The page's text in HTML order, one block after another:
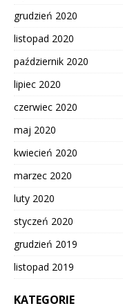
grudzień 2020
listopad 2020
październik 2020
lipiec 2020
czerwiec 2020
maj 2020
kwiecień 2020
marzec 2020
luty 2020
styczeń 2020
grudzień 2019
listopad 2019
KATEGORIE